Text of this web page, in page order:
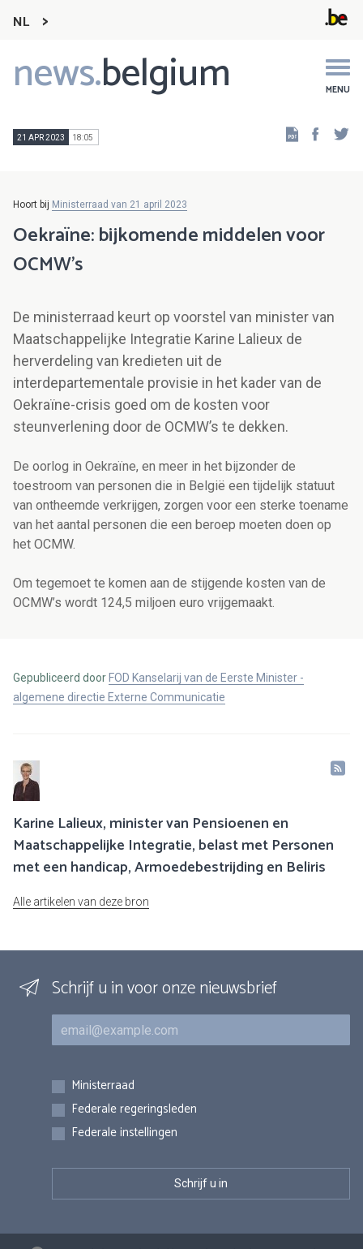
NL
news.belgium MENU
Main
navigation
21 APR 2023 18:05
Hoort bij Ministerraad van 21 april 2023
Oekraïne: bijkomende middelen voor
OCMW's
De ministerraad keurt op voorstel van minister van
Maatschappelijke Integratie Karine Lalieux de
herverdeling van kredieten uit de
interdepartementale provisie in het kader van de
Oekraïne-crisis goed om de kosten voor
steunverlening door de OCMW’s te dekken.
De oorlog in Oekraïne, en meer in het bijzonder de
toestroom van personen die in België een tijdelijk statuut
van ontheemde verkrijgen, zorgen voor een sterke toename
van het aantal personen die een beroep moeten doen op
het OCMW.
Om tegemoet te komen aan de stijgende kosten van de
OCMW’s wordt 124,5 miljoen euro vrijgemaakt.
Gepubliceerd door FOD Kanselarij van de Eerste Minister -
algemene directie Externe Communicatie
Karine Lalieux, minister van Pensioenen en
Maatschappelijke Integratie, belast met Personen
met een handicap, Armoedebestrijding en Beliris
Alle artikelen van deze bron
Schrijf u in voor onze nieuwsbrief
E-mail
Inschrijvingen
Ministerraad
Federale regeringsleden
Federale instellingen